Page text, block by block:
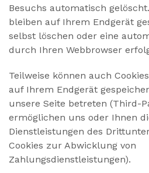
Besuchs automatisch
bleiben auf Ihrem Endgerät
selbst löschen oder eine
durch Ihren Webbrowser
Teilweise können auch
auf Ihrem Endgerät
unsere Seite betreten (Third-
ermöglichen uns oder Ihnen
Dienstleistungen des
Cookies zur Abwicklung von
Zahlungsdienstleistungen).